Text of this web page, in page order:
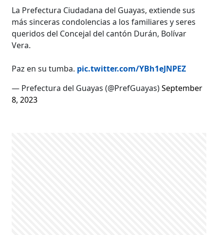
La Prefectura Ciudadana del Guayas, extiende sus
más sinceras condolencias a los familiares y seres
queridos del Concejal del cantón Durán, Bolívar
Vera.
Paz en su tumba. pic.twitter.com/YBh1eJNPEZ
— Prefectura del Guayas (@PrefGuayas)September
8, 2023